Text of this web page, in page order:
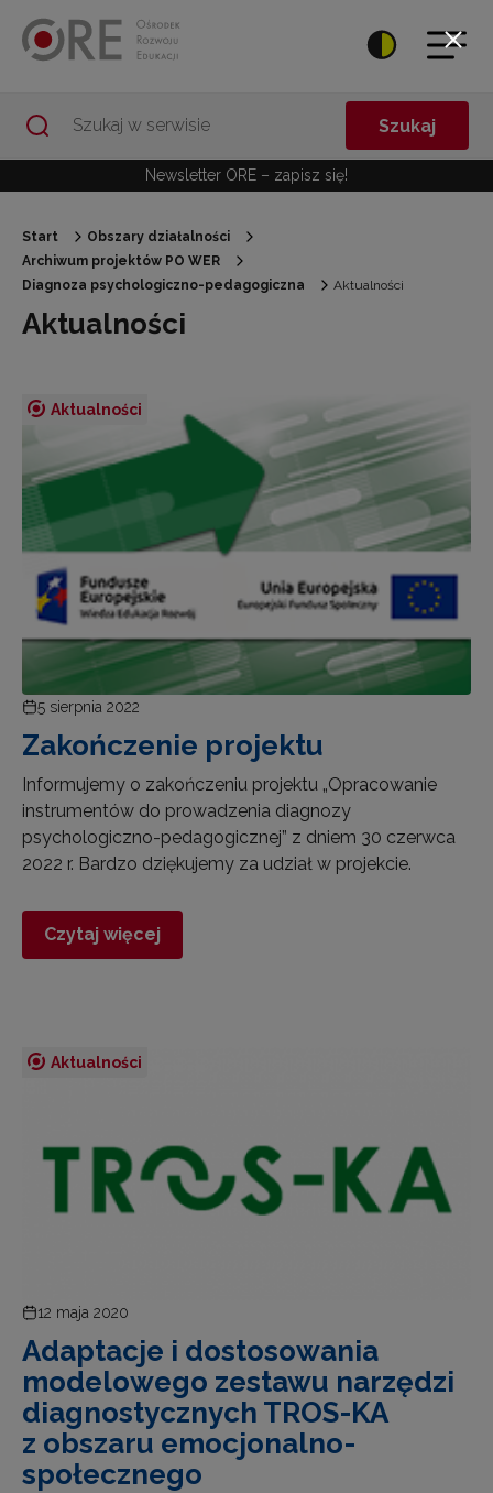
Szukaj
Newsletter ORE – zapisz się!
Start
Obszary działalności
Archiwum projektów PO WER
Diagnoza psychologiczno-pedagogiczna
Aktualności
Aktualności
Aktualności
5 sierpnia 2022
Zakończenie projektu
Informujemy o zakończeniu projektu „Opracowanie
instrumentów do prowadzenia diagnozy
psychologiczno-pedagogicznej” z dniem 30 czerwca
2022 r. Bardzo dziękujemy za udział w projekcie.
Czytaj więcej
Aktualności
12 maja 2020
Adaptacje i dostosowania
modelowego zestawu narzędzi
diagnostycznych TROS-KA
z obszaru emocjonalno-
społecznego